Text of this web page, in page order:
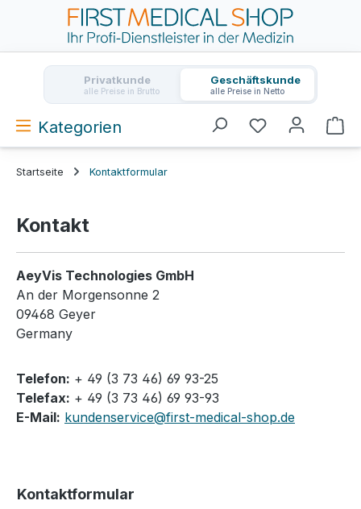
Zum Hauptinhalt springen
Privatkunde
alle Preise in Brutto
Geschäftskunde
alle Preise in Netto
Kategorien
Startseite Kontaktformular
Kontakt
AeyVis Technologies GmbH
An der Morgensonne 2
09468 Geyer
Germany
Telefon: + 49 (3 73 46) 69 93-25
Telefax: + 49 (3 73 46) 69 93-93
E-Mail: kundenservice@first-medical-shop.de
Kontaktformular